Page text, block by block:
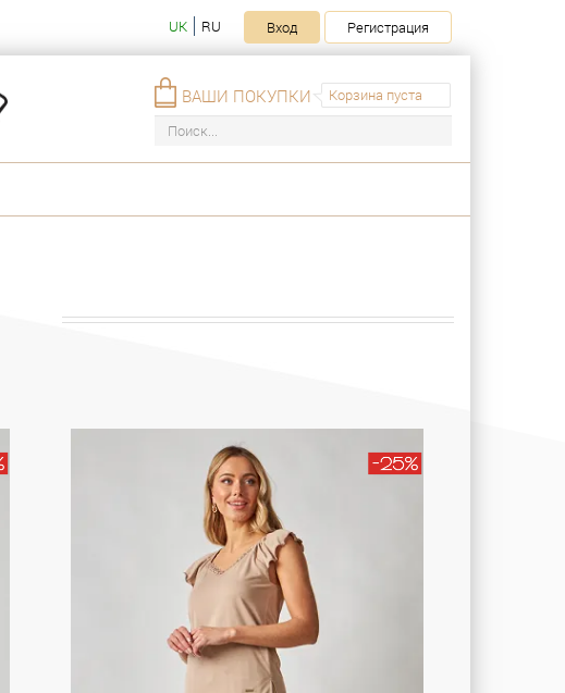
UK RU Вход Регистрация
Корзина пуста
ВАШИ ПОКУПКИ